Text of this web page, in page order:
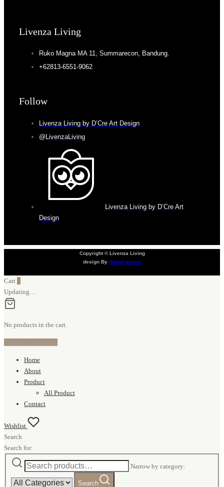
Livenza Living
Ruko Magna MA 11, Summarecon, Bandung.
+62813-6551-9062
Follow
Livenza Living by D’Cre Art Design
@LivenzaLiving
Livenza Living by D’Cre Art
Design
Copyright © Livenza Living
design By digital promo
Cart
Updating…
No products in the cart.
Continue Shopping
Home
About
Product
All Product
Contact
Wishlist
Search
Search for:
Narrow by category:
Search